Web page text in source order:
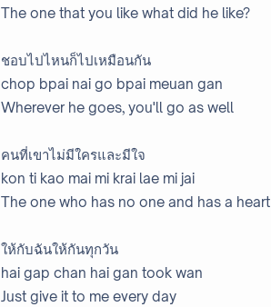
The one that you like what did he like?
ชอบไปไหนก็ไปเหมือนกัน
chop bpai nai go bpai meuan gan
Wherever he goes, you'll go as well
คนที่เขาไม่มีใครและมีใจ
kon ti kao mai mi krai lae mi jai
The one who has no one and has a heart
ให้กับฉันให้กันทุกวัน
hai gap chan hai gan took wan
Just give it to me every day